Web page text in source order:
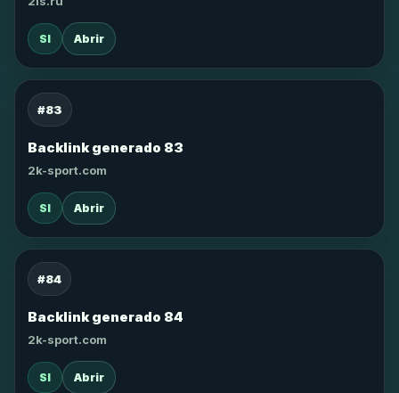
SI Abrir
#83
Backlink generado 83
2k-sport.com
SI Abrir
#84
Backlink generado 84
2k-sport.com
SI Abrir